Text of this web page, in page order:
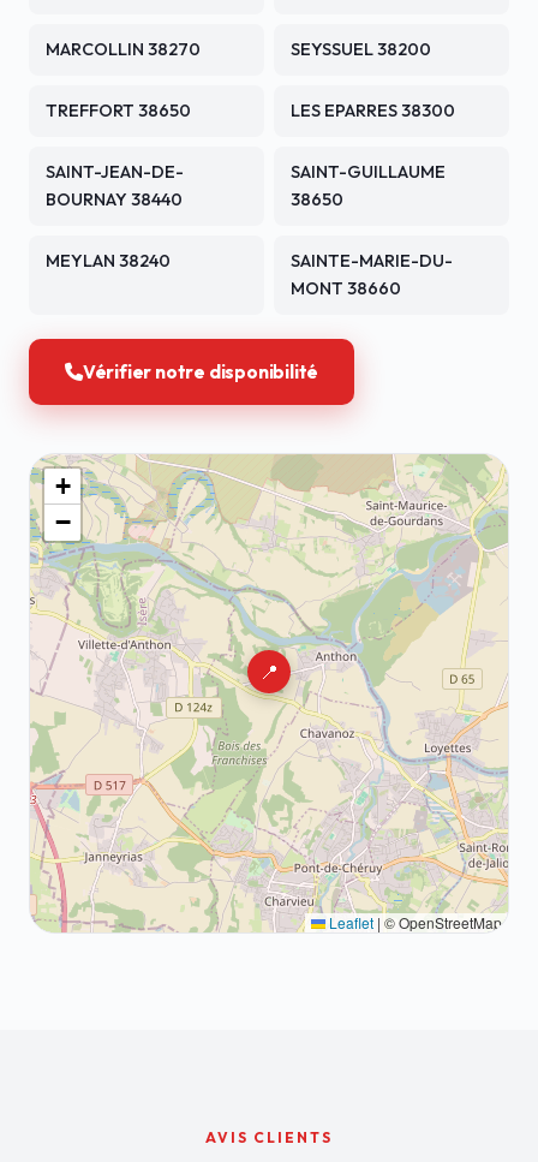
MARCOLLIN 38270 SEYSSUEL 38200
TREFFORT 38650 LES EPARRES 38300
SAINT-JEAN-DE-
BOURNAY 38440
SAINT-GUILLAUME
38650
MEYLAN 38240
SAINTE-MARIE-DU-
MONT 38660
Vérifier notre disponibilité
📍
+
−
Leaflet | © OpenStreetMap
AVIS CLIENTS